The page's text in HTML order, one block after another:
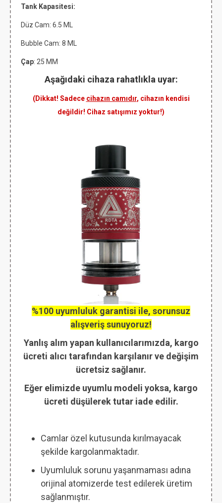
Tank Kapasitesi:
Düz Cam: 6.5 ML
Bubble Cam: 8 ML
Çap: 25 MM
Aşağıdaki cihaza rahatlıkla uyar:
(Dikkat! Sadece cihazın camıdır, cihazın kendisi
değildir! Cihaz satışımız yoktur!)
%100 uyumluluk garantisi ile, sorunsuz
alışveriş sunuyoruz!
Yanlış alım yapan kullanıcılarımızda, kargo
ücreti alıcı tarafından karşılanır ve değişim
ücretsiz sağlanır.
Eğer elimizde uyumlu modeli yoksa, kargo
ücreti düşülerek tutar iade edilir.
Camlar özel kutusunda kırılmayacak
şekilde kargolanmaktadır.
Uyumluluk sorunu yaşanmaması adına
orijinal atomizerde test edilerek üretim
sağlanmıştır.